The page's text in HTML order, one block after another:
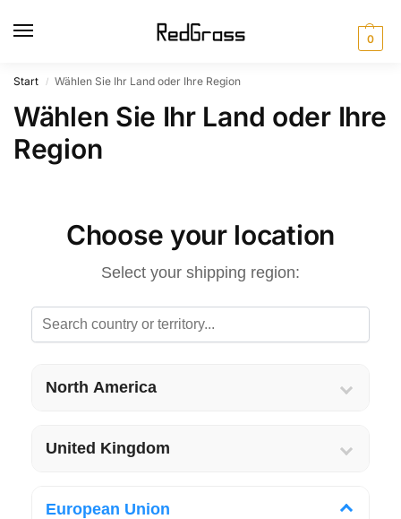
0
Start / Wählen Sie Ihr Land oder Ihre Region
Wählen Sie Ihr Land oder Ihre
Region
Choose your location
Select your shipping region:
North America
United Kingdom
European Union